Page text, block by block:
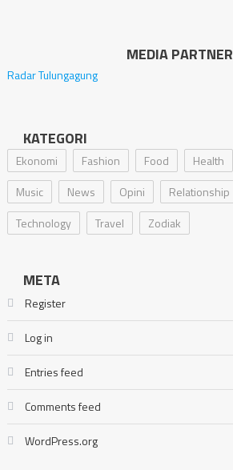
MEDIA PARTNER
Radar Tulungagung
KATEGORI
Ekonomi Fashion Food Health
Music
News Opini Relationship
Technology
Travel Zodiak
META
Register
Log in
Entries feed
Comments feed
WordPress.org